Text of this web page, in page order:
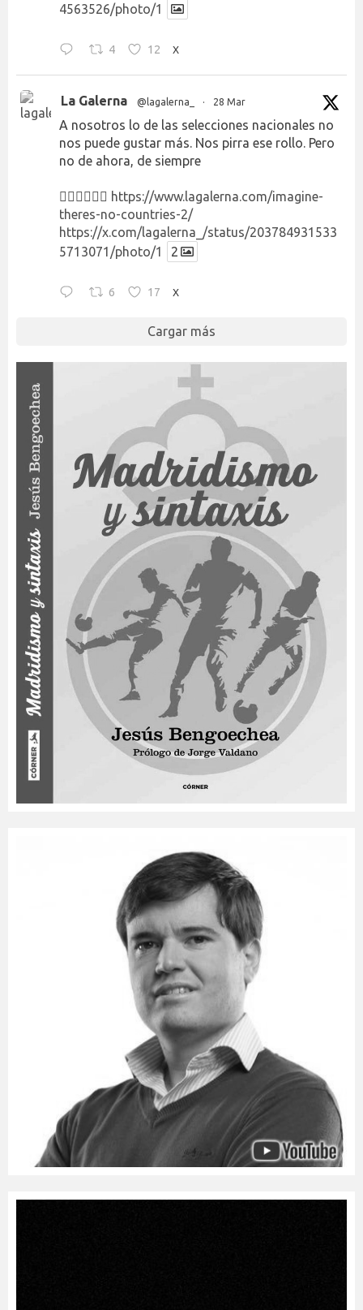
4563526/photo/1
4 12 X
La Galerna @lagalerna_ · 28 Mar
A nosotros lo de las selecciones nacionales no
nos puede gustar más. Nos pirra ese rollo. Pero
no de ahora, de siempre
👉🏻👉🏻👉🏻 https://www.lagalerna.com/imagine-
theres-no-countries-2/
https://x.com/lagalerna_/status/203784931533
5713071/photo/1
2
6 17 X
Cargar más